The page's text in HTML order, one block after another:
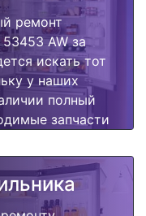
ремонт
AW за
искать тот
у наших
полный
запчасти